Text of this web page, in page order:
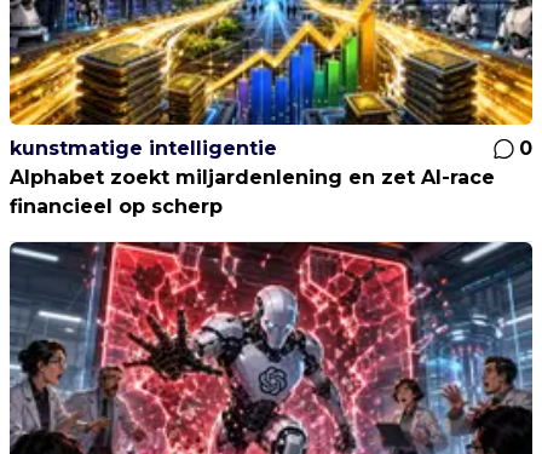
kunstmatige intelligentie
0
Alphabet zoekt miljardenlening en zet AI-race
financieel op scherp